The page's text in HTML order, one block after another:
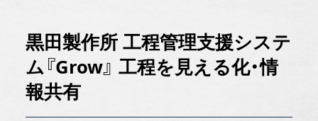
黒田製作所 工程管理支援システ
ム『Grow』 工程を見える化・情
報共有